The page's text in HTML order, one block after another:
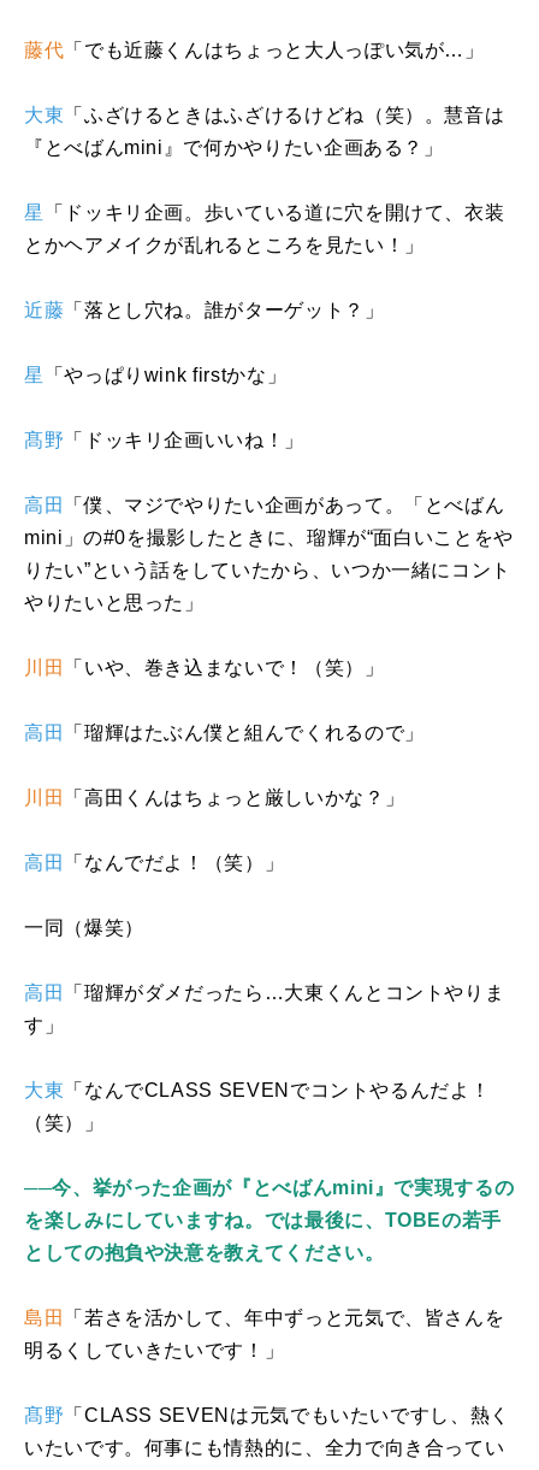
藤代 「でも近藤くんはちょっと大人っぽい気が…」
大東 「ふざけるときはふざけるけどね（笑）。慧音は
『とべばんmini 』で何かやりたい企画ある？」
星
「ドッキリ企画。歩いている道に穴を開けて、衣装
とかヘアメイクが乱れるところを見たい！」
近藤 「落とし穴ね。誰がターゲット？」
星 「やっぱり wink firstかな」
髙野 「ドッキリ企画いいね！」
高田
「僕、マジでやりたい企画があって。「とべばん
mini 」の#0を撮影したときに、瑠輝が“面白いことをや
りたい”という話をしていたから、いつか一緒にコント
やりたいと思った」
川田 「いや、巻き込まないで！（笑）」
高田 「瑠輝はたぶん僕と組んでくれるので」
川田 「高田くんはちょっと厳しいかな？」
高田 「なんでだよ！（笑）」
一同（爆笑）
高田
「瑠輝がダメだったら…大東くんとコントやりま
す」
大東 「なんでCLASS SEVEN でコントやるんだよ！
（笑）」
──今、挙がった企画が『とべばんmini』で実現するの
を楽しみにしていますね。では最後に、TOBEの若手
としての抱負や決意を教えてください。
島田
「若さを活かして、年中ずっと元気で、皆さんを
明るくしていきたいです！」
髙野 「 CLASS SEVEN は元気でもいたいですし、熱く
いたいです。何事にも情熱的に、全力で向き合ってい